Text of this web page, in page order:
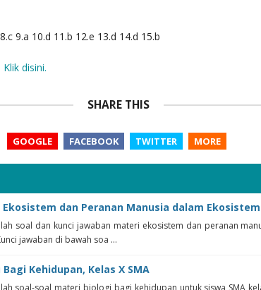
9.a 10.d 11.b 12.e 13.d 14.d 15.b
Klik disini.
SHARE THIS
GOOGLE FACEBOOK TWITTER MORE
dan Peranan Manusia dalam Ekosistem
soal dan kunci jawaban materi ekosistem dan peranan
jawaban di bawah soa ...
Kehidupan, Kelas X SMA
soal-soal materi biologi bagi kehidupan untuk siswa SMA